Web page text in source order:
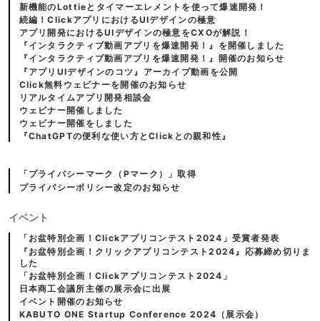
新機能のLottieとタイマーエレメントを使って爆速開発！
続編！ClickアプリにおけるUIデザインの極意
アプリ開発におけるUIデザインの極意をCXOが解説！
『インタラクティブ動画アプリを爆速開発！』を開催しました
『インタラクティブ動画アプリを爆速開発！』開催のお知らせ
『アプリUIデザインのコツ』アーカイブ動画を公開
Click無料ウェビナーを開催のお知らせ
リアルタイムアプリ開発相談会
ウェビナー開催しました
ウェビナー開催をしました
『ChatGPTの便利な使い方とClickとの親和性』
「プライバシーマーク（Pマーク）」取得
プライバシーポリシー改定のお知らせ
イベント
「お盆特別企画！Clickアプリコンテスト2024」受賞者発表
『お盆特別企画！クリックアプリコンテスト2024』応募締め切りま
した
「お盆特別企画！Clickアプリコンテスト2024」
日本商工会議所主催の展示会に出展
イベント開催のお知らせ
KABUTO ONE Startup Conference 2024（展示会）